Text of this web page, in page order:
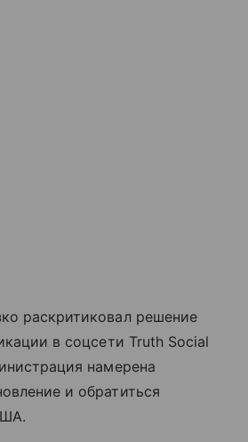
раскритиковал решение
в соцсети Truth Social
намерена
и обратиться